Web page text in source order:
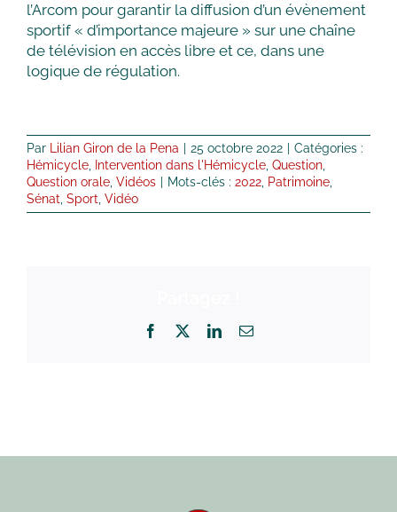
l’Arcom pour garantir la diffusion d’un évènement
sportif « d’importance majeure » sur une chaîne
de télévision en accès libre et ce, dans une
logique de régulation.
Par Lilian Giron de la Pena 25 octobre 2022
Catégories :
Hémicycle, Intervention dans l'Hémicycle, Question,
Question orale, Vidéos Mots-clés : 2022, Patrimoine,
Sénat, Sport, Vidéo
Facebook LinkedInEmail